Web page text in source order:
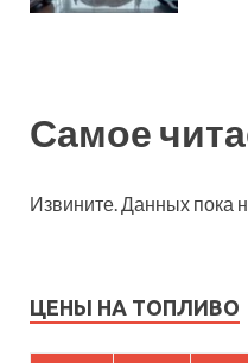
Самое
Извините. Данных пока
ЦЕНЫ НА ТОПЛИВО